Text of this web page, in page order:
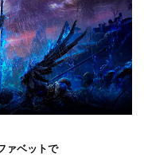
ァベットで